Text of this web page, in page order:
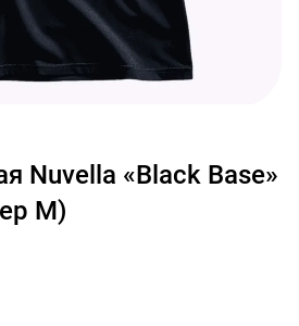
Nuvella «Black Base»
M)